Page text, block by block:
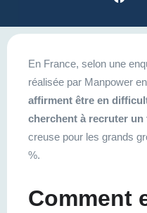
En France, selon une
réalisée par Manpower
affirment être en
cherchent à recruter un
creuse pour les grands
%.
Comment